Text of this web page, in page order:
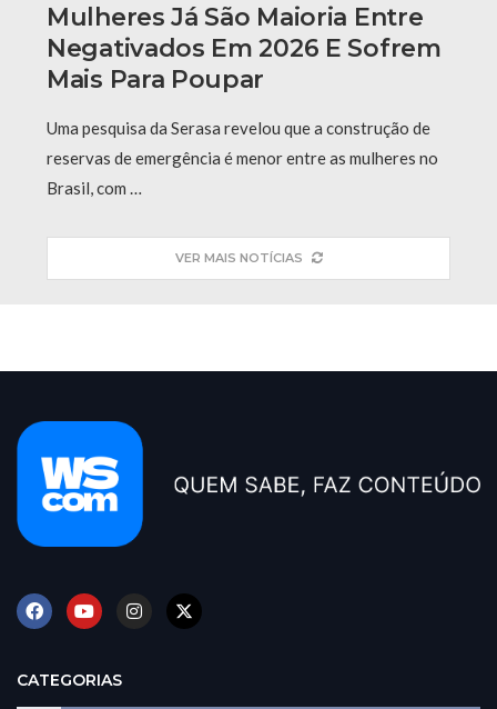
Mulheres Já São Maioria Entre
Negativados Em 2026 E Sofrem
Mais Para Poupar
Uma pesquisa da Serasa revelou que a construção de
reservas de emergência é menor entre as mulheres no
Brasil, com …
VER MAIS NOTÍCIAS
CATEGORIAS